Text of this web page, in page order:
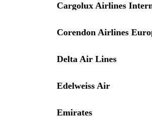
Cargolux Airlines
Corendon Airlines
Delta Air Lines
Edelweiss Air
Emirates